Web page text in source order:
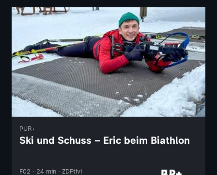
PUR+
Ski und Schuss – Eric beim Biathlon
F02 · 24 min · ZDFtivi